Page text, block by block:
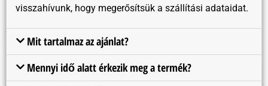
visszahívunk, hogy megerősítsük a szállítási adataidat.
Mit tartalmaz az ajánlat?
Mennyi idő alatt érkezik meg a termék?